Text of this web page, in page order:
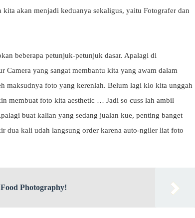
akan menjadi keduanya sekaligus, yaitu Fotografer dan
beberapa petunjuk-petunjuk dasar. Apalagi di
yang sangat membantu kita yang awam dalam
maksudnya foto yang kerenlah. Belum lagi klo kita unggah
membuat foto kita aesthetic … Jadi so cuss lah ambil
buat kalian yang sedang jualan kue, penting banget
dua kali udah langsung order karena auto-ngiler liat foto
Photography!